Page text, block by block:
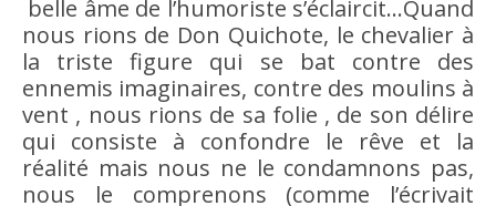
belle âme de l’humoriste s’éclaircit…Quand
nous rions de Don Quichote, le chevalier à
la triste figure qui se bat contre des
ennemis imaginaires, contre des moulins à
vent , nous rions de sa folie , de son délire
qui consiste à confondre le rêve et la
réalité mais nous ne le condamnons pas,
nous le comprenons (comme l’écrivait